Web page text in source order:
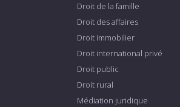
Droit de la famille
Droit des affaires
Droit immobilier
Droit international privé
Droit public
Droit rural
Médiation juridique